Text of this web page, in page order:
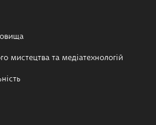
мистецтва та медіатехнологій